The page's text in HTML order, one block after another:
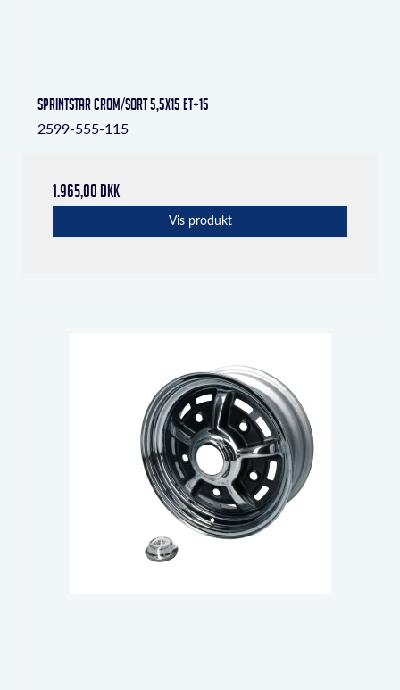
Sprintstar crom/sort 5,5x15 ET+15
2599-555-115
1.965,00 DKK
Vis produkt